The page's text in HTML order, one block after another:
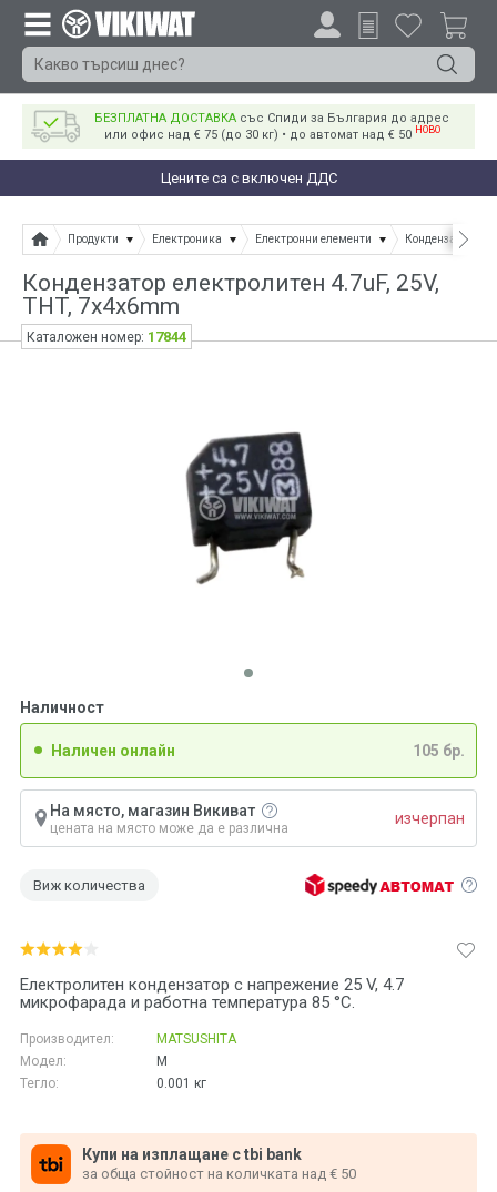
БЕЗПЛАТНА ДОСТАВКА със Спиди за България до адрес
или офис над € 75 (до 30 кг) • до автомат над € 50 НОВО
Цените са с включен ДДС
Продукти Електроника Електронни елементи Кондензатори
Кондензатор електролитен 4.7uF, 25V,
THT, 7x4x6mm
Електролитен кондензатор с напрежение 25 V, 4.7
микрофарада и работна температура 85 °C.
Производител:
MATSUSHITA
Модел:
M
Тегло:
0.001 кг
Купи на изплащане с tbi bank
за обща стойност на количката над € 50
Наличност
Наличен онлайн 105 бр.
На място, магазин Викиват
цената на място може да е различна
изчерпан
Виж количества
Каталожен номер: 17844